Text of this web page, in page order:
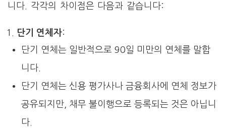
니다. 각각의 차이점은 다음과 같습니다:
단기 연체자:
단기 연체는 일반적으로 90일 미만의 연체를 말합
니다.
단기 연체는 신용 평가사나 금융회사에 연체 정보가
공유되지만, 채무 불이행으로 등록되는 것은 아닙니
다.